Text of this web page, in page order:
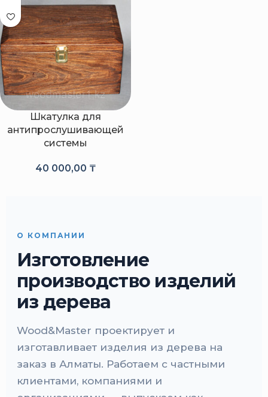
Шкатулка для
антипрослушивающей
системы
40 000,00 ₸
О КОМПАНИИ
Изготовление
производство изделий
из дерева
Wood&Master проектирует и
изготавливает изделия из дерева на
заказ в Алматы. Работаем с частными
клиентами, компаниями и